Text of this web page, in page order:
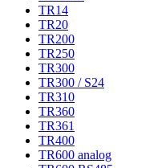
TR14
TR20
TR200
TR250
TR300
TR300 / S24
TR310
TR360
TR361
TR400
TR600 analog